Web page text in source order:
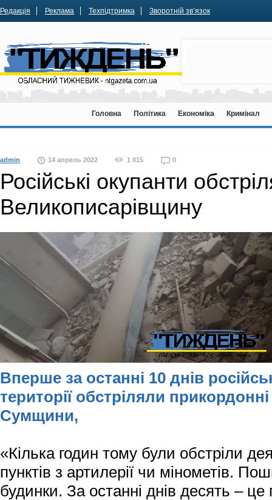
Редакція Реклама Техпідтримка Зворотній зв’язок
Головна Політика Економіка Кримінал
admin 14 апрель 2022 1 015 0
Російські окупанти
Великописарівщину
Вперше за останні 10 днів
території обстріляли
Сумщини,
«Кілька годин тому були обстріли
пунктів з артилерії чи мінометів.
будинки. За останні днів десять –